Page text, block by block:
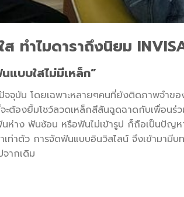
ทำไมดาราถึงนิยม
แบบใสไม่มีเหล็ก”
จจุบัน โดยเฉพาะหลายๆคนที่ยังติดภาพจำข
องยิ้มโชว์ลวดเหล็กสีสันฉูดฉาดกับเพื่อนร่ว
าง ฟันซ้อน หรือฟันไม่เข้ารูป ก็ถือเป็นปัญห
าตัว การจัดฟันแบบอินวิสไลน์ จึงเข้ามามี
ากเดิม